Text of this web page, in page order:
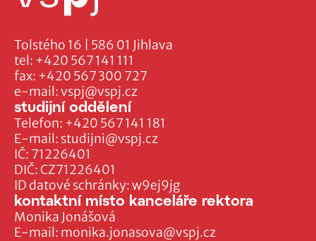
Tolstého 16 | 586 01 Jihlava
tel: +420 567 141 111
fax: +420 567 300 727
e-mail:vspj@vspj.cz
IČ: 71226401
DIČ: CZ71226401
ID datové schránky: w9ej9jg
studijní oddělení
Telefon: +420 567 141 181
E-mail: studijni@vspj.cz
kontaktní místo kanceláře rektora
Monika Jonášová
E-mail: monika.jonasova@vspj.cz